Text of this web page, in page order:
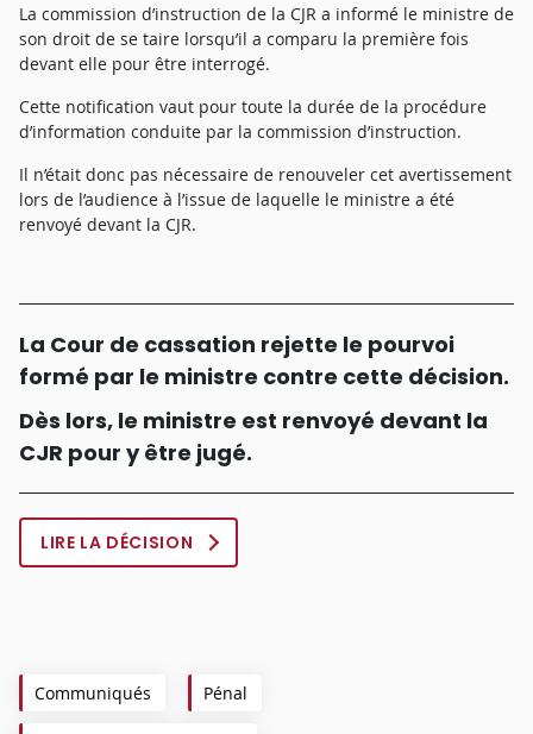
La commission d’instruction de la CJR a informé le ministre de
son droit de se taire lorsqu’il a comparu la première fois
devant elle pour être interrogé.
Cette notification vaut pour toute la durée de la procédure
d’information conduite par la commission d’instruction.
Il n’était donc pas nécessaire de renouveler cet avertissement
lors de l’audience à l’issue de laquelle le ministre a été
renvoyé devant la CJR.
La Cour de cassation rejette le pourvoi
formé par le ministre contre cette décision.
Dès lors, le ministre est renvoyé devant la
CJR pour y être jugé.
LIRE LA DÉCISION
Communiqués Pénal